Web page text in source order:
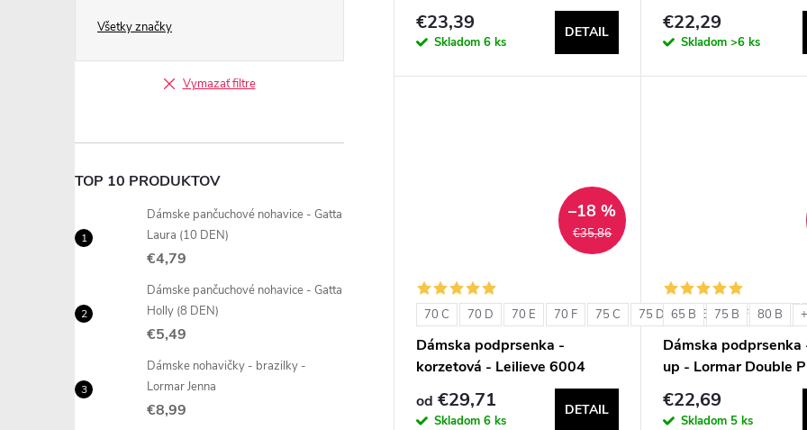
Všetky značky
Vymazať filtre
TOP 10 PRODUKTOV
Dámske pančuchové nohavice - Gatta
Laura (10 DEN)
€4,79
Dámske pančuchové nohavice - Gatta
Holly (8 DEN)
€5,49
Dámske nohavičky - brazilky -
Lormar Jenna
€8,99
€23,39
Skladom 6 ks
DETAIL €22,29
Skladom>6 ks
€35,86
–18 %
70 C 70 D 70 E 70 F 75 C 75 D 75 E 75 F 80 C
Dámska podprsenka -
korzetová - Leilieve 6004
od €29,71
Skladom 6 ks
DETAIL
65 B 75 B 80 B
Dámska podprsenka
up - Lormar Double
€22,69
Skladom 5 ks